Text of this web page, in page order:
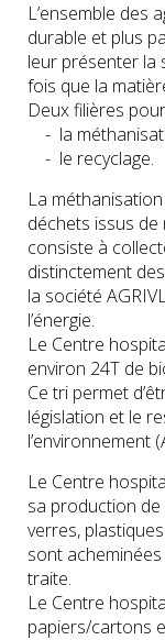
L’ensemble des
durable et plus
leur présenter la
fois que la
Deux filières
- la
- le recyclage.
La
déchets issus
consiste à
distinctement
la société
l’énergie.
Le Centre
environ 24T de
Ce tri permet
législation et le
l’environnement
Le Centre
sa production
verres,
sont
traite.
Le Centre
papiers/cartons